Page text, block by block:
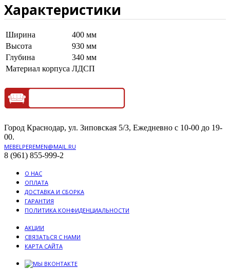
Характеристики
Ширина
400 мм
Высота
930 мм
Глубина
340 мм
Материал корпуса ЛДСП
Город Краснодар, ул. Зиповская 5/3, Ежедневно с 10-00 до 19-
00.
MEBELPEREMEN@MAIL.RU
8 (961) 855-999-2
О НАС
ОПЛАТА
ДОСТАВКА И СБОРКА
ГАРАНТИЯ
ПОЛИТИКА КОНФИДЕНЦИАЛЬНОСТИ
АКЦИИ
СВЯЗАТЬСЯ С НАМИ
КАРТА САЙТА